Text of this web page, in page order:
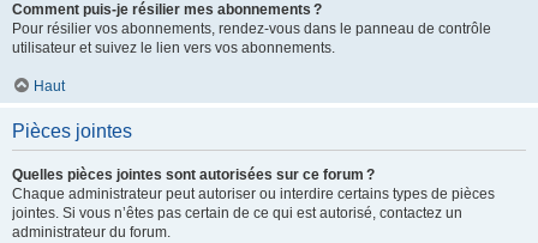
Comment puis-je résilier mes abonnements ?
Pour résilier vos abonnements, rendez-vous dans le panneau de contrôle
utilisateur et suivez le lien vers vos abonnements.
Haut
Pièces jointes
Quelles pièces jointes sont autorisées sur ce forum ?
Chaque administrateur peut autoriser ou interdire certains types de pièces
jointes. Si vous n’êtes pas certain de ce qui est autorisé, contactez un
administrateur du forum.